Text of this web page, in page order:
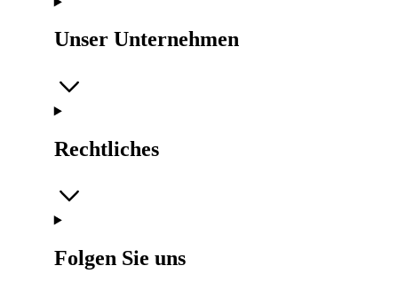
Unser Unternehmen
Rechtliches
Folgen Sie uns